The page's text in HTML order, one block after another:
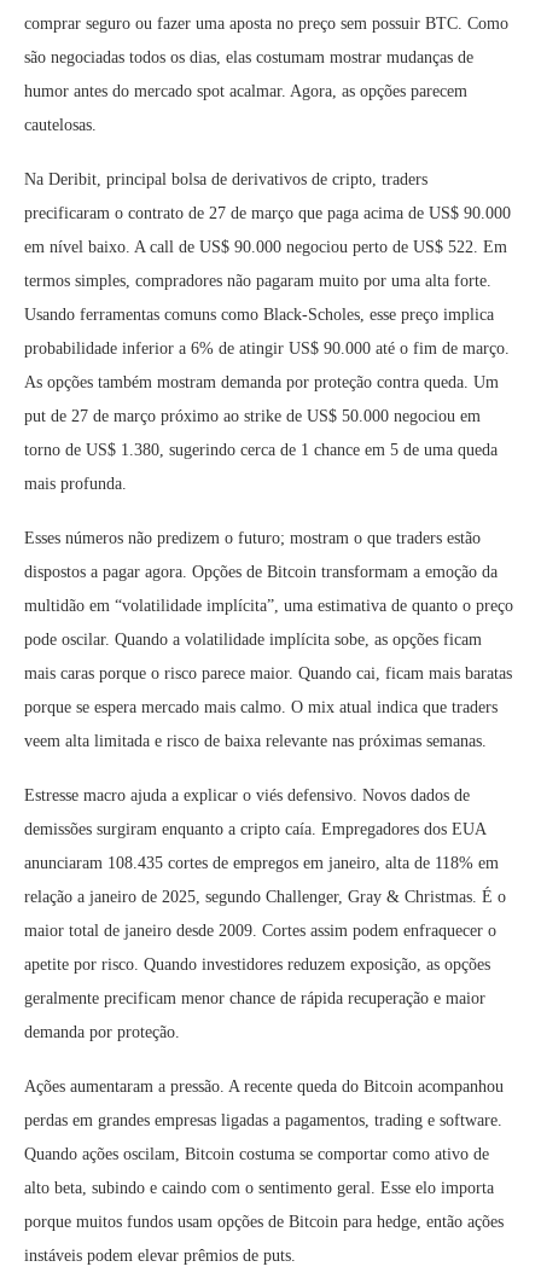
comprar seguro ou fazer uma aposta no preço sem possuir BTC. Como
são negociadas todos os dias, elas costumam mostrar mudanças de
humor antes do mercado spot acalmar. Agora, as opções parecem
cautelosas.
Na Deribit, principal bolsa de derivativos de cripto, traders
precificaram o contrato de 27 de março que paga acima de US$ 90.000
em nível baixo. A call de US$ 90.000 negociou perto de US$ 522. Em
termos simples, compradores não pagaram muito por uma alta forte.
Usando ferramentas comuns como Black-Scholes, esse preço implica
probabilidade inferior a 6% de atingir US$ 90.000 até o fim de março.
As opções também mostram demanda por proteção contra queda. Um
put de 27 de março próximo ao strike de US$ 50.000 negociou em
torno de US$ 1.380, sugerindo cerca de 1 chance em 5 de uma queda
mais profunda.
Esses números não predizem o futuro; mostram o que traders estão
dispostos a pagar agora. Opções de Bitcoin transformam a emoção da
multidão em “volatilidade implícita”, uma estimativa de quanto o preço
pode oscilar. Quando a volatilidade implícita sobe, as opções ficam
mais caras porque o risco parece maior. Quando cai, ficam mais baratas
porque se espera mercado mais calmo. O mix atual indica que traders
veem alta limitada e risco de baixa relevante nas próximas semanas.
Estresse macro ajuda a explicar o viés defensivo. Novos dados de
demissões surgiram enquanto a cripto caía. Empregadores dos EUA
anunciaram 108.435 cortes de empregos em janeiro, alta de 118% em
relação a janeiro de 2025, segundo Challenger, Gray & Christmas. É o
maior total de janeiro desde 2009. Cortes assim podem enfraquecer o
apetite por risco. Quando investidores reduzem exposição, as opções
geralmente precificam menor chance de rápida recuperação e maior
demanda por proteção.
Ações aumentaram a pressão. A recente queda do Bitcoin acompanhou
perdas em grandes empresas ligadas a pagamentos, trading e software.
Quando ações oscilam, Bitcoin costuma se comportar como ativo de
alto beta, subindo e caindo com o sentimento geral. Esse elo importa
porque muitos fundos usam opções de Bitcoin para hedge, então ações
instáveis podem elevar prêmios de puts.